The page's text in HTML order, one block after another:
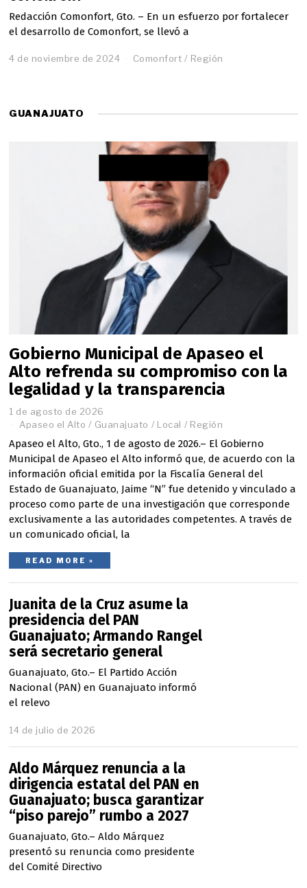
Redacción Comonfort, Gto. – En un esfuerzo por fortalecer
el desarrollo de Comonfort, se llevó a
4 de noviembre de 2024 Comonfort / Región
GUANAJUATO
Gobierno Municipal de Apaseo el
Alto refrenda su compromiso con la
legalidad y la transparencia
1 de agosto de 2026
d
a
g
o
s
o
d
e
2
6
Apaseo el Alto / Guanajuato / Local / Región
Apaseo el Alto, Gto., 1 de agosto de 2026.– El Gobierno
Municipal de Apaseo el Alto informó que, de acuerdo con la
información oficial emitida por la Fiscalía General del
Estado de Guanajuato, Jaime “N” fue detenido y vinculado a
proceso como parte de una investigación que corresponde
exclusivamente a las autoridades competentes. A través de
un comunicado oficial, la
READ MORE »
Juanita de la Cruz asume la
presidencia del PAN
Guanajuato; Armando Rangel
será secretario general
Guanajuato, Gto.– El Partido Acción
Nacional (PAN) en Guanajuato informó
el relevo
14 de julio de 2026
e
j
u
l
d
e
2
Aldo Márquez renuncia a la
dirigencia estatal del PAN en
Guanajuato; busca garantizar
“piso parejo” rumbo a 2027
Guanajuato, Gto.– Aldo Márquez
presentó su renuncia como presidente
del Comité Directivo